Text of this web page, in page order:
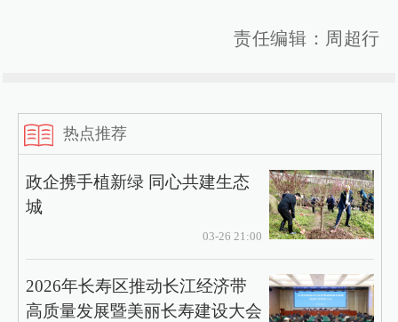
责任编辑：周超行
热点推荐
政企携手植新绿 同心共建生态
城
03-26 21:00
2026年长寿区推动长江经济带
高质量发展暨美丽长寿建设大会